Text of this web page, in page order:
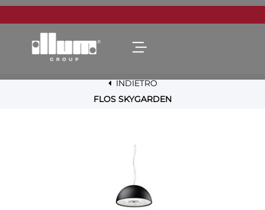
Open menu
INDIETRO
FLOS SKYGARDEN